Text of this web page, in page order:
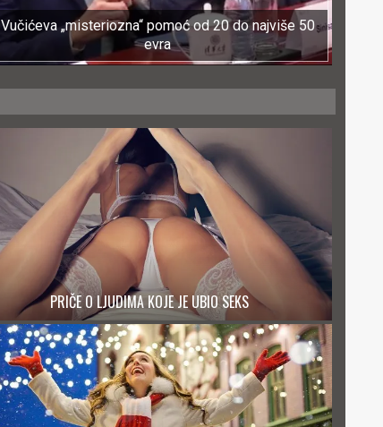
Vučićeva „misteriozna“ pomoć od 20 do najviše 50
evra
PRIČE O LJUDIMA KOJE JE UBIO SEKS